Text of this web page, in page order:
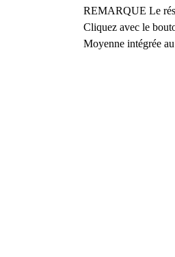
REMARQUE Le
Cliquez avec le
Moyenne intégrée